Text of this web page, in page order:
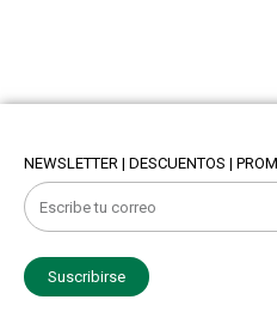
NEWSLETTER | DESCUENTOS |
Suscribirse